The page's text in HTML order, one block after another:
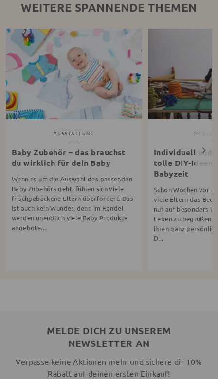
WEITERE SPANNENDE THEMEN
AUSSTATTUNG
Baby Zubehör – das brauchst
du wirklich für dein Baby
Wenn es um die Auswahl des passenden
Baby Zubehörs geht, fühlen sich viele
frischgebackene Eltern überfordert. Das
ist auch kein Wunder, denn im Handel
werden unendlich viele Baby Produkte
angebote...
Individuell und
tolle DIY-Ideen
Babyzeit
Schon Wochen vor
viele Eltern das
nur auf besonders
Leben zu begrüßen,
ihren ganz
D...
MELDE DICH ZU UNSEREM
NEWSLETTER AN
Verpasse keine Aktionen mehr und sichere dir 10%
Rabatt auf deinen ersten Einkauf!